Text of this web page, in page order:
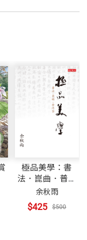
布亨華爾德集中
由作家，從事小
、佛洛伊德、維根
受這些作家的影
卡爾特斯創作的重
命運三部曲」，首
七五年出版的第一
慘敗》，第三部為
多次獲獎，作品被
多種語文，並於二
極品美學：書
法．崑曲．普洱
茶
余秋雨
$425 $500